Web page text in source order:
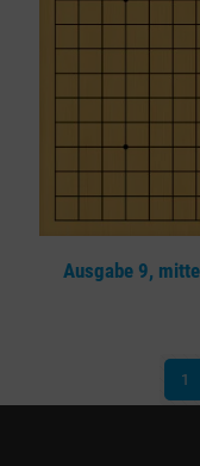
Ausgabe 9,
1